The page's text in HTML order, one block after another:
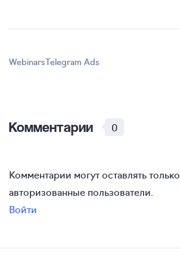
WebinarsTelegram Ads
Комментарии 0
Комментарии могут оставлять только
авторизованные пользователи.
Войти